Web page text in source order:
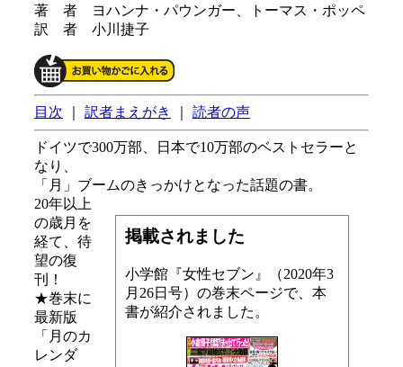
著 者 ヨハンナ・パウンガー、トーマス・ポッペ
訳 者 小川捷子
目次 訳者まえがき 読者の声
ドイツで300万部、日本で10万部のベストセラーと
なり、
「月」ブームのきっかけとなった話題の書。
掲載されました
小学館『女性セブン』（2020年3
月26日号）の巻末ページで、本
書が紹介されました。
20年以上
の歳月を
経て、待
望の復
刊！
★巻末に
最新版
「月のカ
レンダ